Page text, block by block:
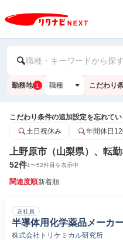
職種・キーワードから探す
勤務地 1 職種 こだわり
こだわり条件の追加設定を忘れてい
土日祝休み
年間休日
上野原市（山梨県）、転
52件1〜52件目を表示中
関連度順新着順
正社員
半導体用化学薬品メーカ
株式会社トリケミカル研究所